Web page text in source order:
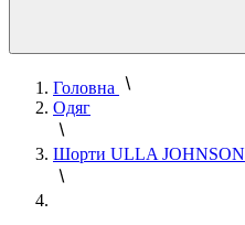
Головна
Одяг
Шорти ULLA JOHNSON